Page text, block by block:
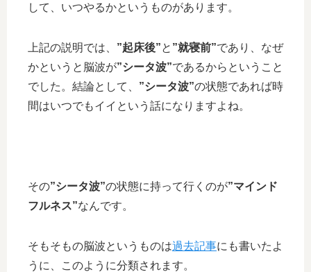
して、いつやるかというものがあります。
上記の説明では、 ”起床後”と ”就寝前”であり、なぜ
かというと脳波が”シータ波”であるからということ
でした。結論として、 ”シータ波”の状態であれば時
間はいつでもイイという話になりますよね。
その”シータ波”の状態に持って行くのが”マインド
フルネス”なんです。
そもそもの脳波というものは過去記事にも書いたよ
うに、このように分類されます。